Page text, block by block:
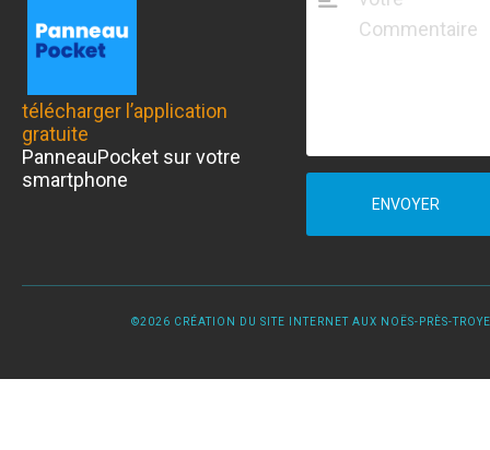
télécharger l’application
gratuite
PanneauPocket sur votre
smartphone
ENVOYER
©2026 CRÉATION DU SITE INTERNET AUX NOËS-PRÈS-